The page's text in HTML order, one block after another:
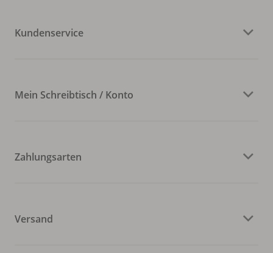
Kundenservice
Mein Schreibtisch / Konto
Zahlungsarten
Versand